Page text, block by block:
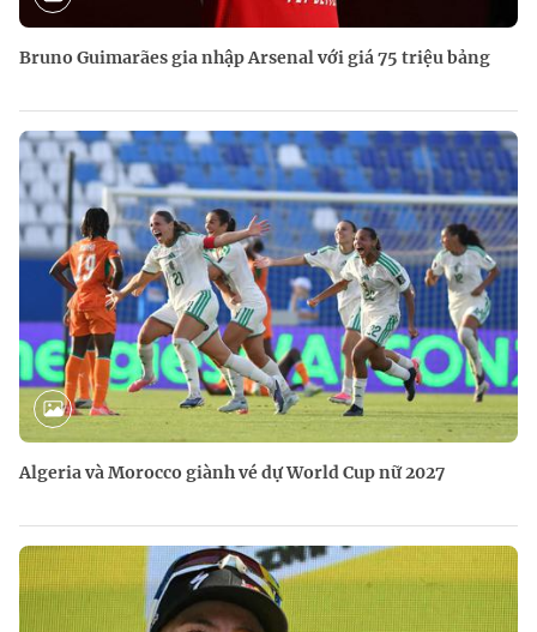
Bruno Guimarães gia nhập Arsenal với giá 75 triệu bảng
Algeria và Morocco giành vé dự World Cup nữ 2027